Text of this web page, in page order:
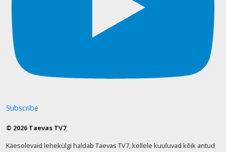
Subscribe
© 2026 Taevas TV7
Käesolevaid lehekülgi haldab Taevas TV7, kellele kuuluvad kõik antud